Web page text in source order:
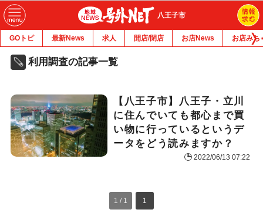
八王子市
GOトピ 最新News 求人 開店/閉店 お店News お店みち
利用調査の記事一覧
【八王子市】八王子・立川
に住んでいても都心まで買
い物に行っているというデ
ータをどう読みますか？
2022/06/13 07:22
1 / 1 1